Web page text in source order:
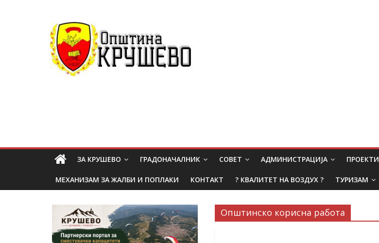
ЗА КРУШЕВО ГРАДОНАЧАЛНИК СОВЕТ АДМИНИСТРАЦИЈА ПРОЕКТИ
МЕХАНИЗАМ ЗА ЖАЛБИ И ПОПЛАКИ КОНТАКТ ? КВАЛИТЕТ НА ВОЗДУХ ? ТУРИЗАМ
Општинско корисна работа